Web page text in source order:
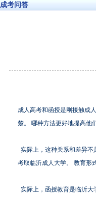
成考问答
成人高考和函授是刚接触成
楚。 哪种方法更好地提高他
实际上，这种关系和差异
考取临沂成人大学。 教育形
实际上，函授教育是临沂